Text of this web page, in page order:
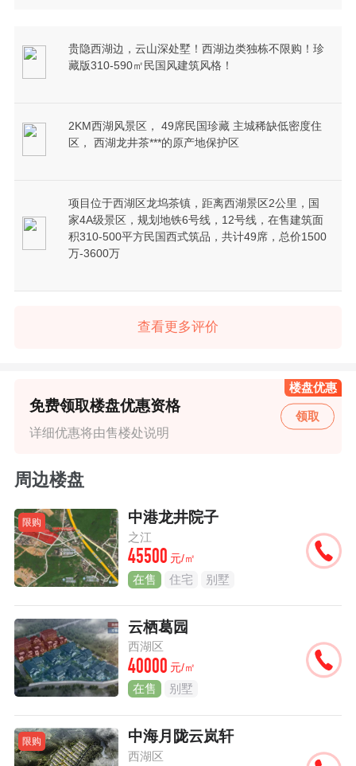
贵隐西湖边，云山深处墅！西湖边类独栋不限购！珍
藏版310-590㎡民国风建筑风格！
2KM西湖风景区， 49席民国珍藏 主城稀缺低密度住
区， 西湖龙井茶***的原产地保护区
项目位于西湖区龙坞茶镇，距离西湖景区2公里，国
家4A级景区，规划地铁6号线，12号线，在售建筑面
积310-500平方民国西式筑品，共计49席，总价1500
万-3600万
查看更多评价
免费领取楼盘优惠资格
详细优惠将由售楼处说明
领取
楼盘优惠
周边楼盘
限购 中港龙井院子
之江
45500 元/㎡
在售 住宅 别墅
云栖葛园
西湖区
40000 元/㎡
在售 别墅
限购 中海月陇云岚轩
西湖区